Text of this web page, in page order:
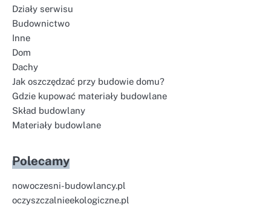
Działy serwisu
Budownictwo
Inne
Dom
Dachy
Jak oszczędzać przy budowie domu?
Gdzie kupować materiały budowlane
Skład budowlany
Materiały budowlane
Polecamy
nowoczesni-budowlancy.pl
oczyszczalnieekologiczne.pl